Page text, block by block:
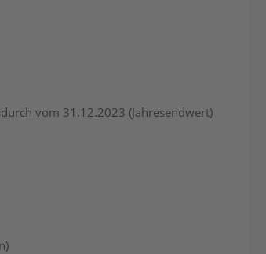
vom 31.12.2023 (Jahresendwert)